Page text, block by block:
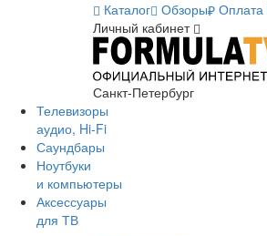
Каталог Обзоры Оплата
Личный кабинет
Санкт-Петербург
Телевизоры
аудио, Hi-Fi
Саундбары
Ноутбуки
и компьютеры
Аксессуары
для ТВ